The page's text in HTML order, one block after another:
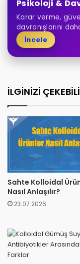
Psikoloji &
Karar verme,
davranışlarını
İncele
İLGİNİZİ
Sahte Kolloidal
Nasıl Anlaşılır?
23.07.2026